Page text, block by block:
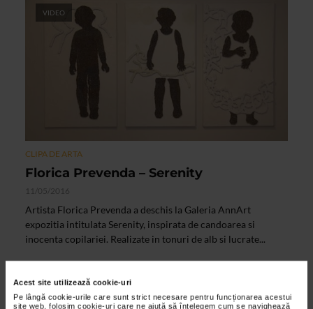
Acest site utilizează cookie-uri
Pe lângă cookie-urile care sunt strict necesare pentru funcționarea acestui
site web, folosim cookie-uri care ne ajută să înțelegem cum se navighează
VIDEO
CLIPA DE ARTA
Florica Prevenda – Serenity
11/05/2016
Artista Florica Prevenda a deschis la Galeria AnnArt
expozitia intitulata Serenity, inspirata de candoarea si
inocenta copilariei. Realizate in tonuri de alb si lucrate...
VIDEO